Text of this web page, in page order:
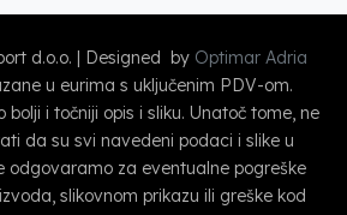
d.o.o. | Designed by Optimar Adria
u eurima s uključenim PDV-om.
i točniji opis i sliku. Unatoč tome, ne
da su svi navedeni podaci i slike u
odgovaramo za eventualne pogreške
slikovnom prikazu ili greške kod